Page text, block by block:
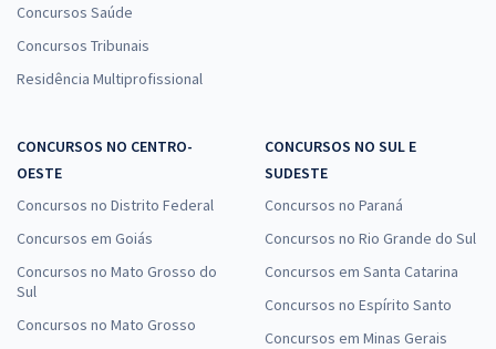
Concursos Saúde
Concursos Tribunais
Residência Multiprofissional
CONCURSOS NO CENTRO-
OESTE
Concursos no Distrito Federal
Concursos em Goiás
Concursos no Mato Grosso do
Sul
Concursos no Mato Grosso
CONCURSOS NO SUL E
SUDESTE
Concursos no Paraná
Concursos no Rio Grande do Sul
Concursos em Santa Catarina
Concursos no Espírito Santo
Concursos em Minas Gerais